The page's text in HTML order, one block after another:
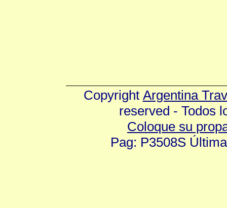
Copyright Argentina
reserved - Todos
Coloque su
Pag: P3508S